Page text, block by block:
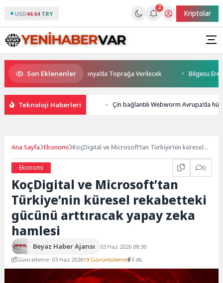
USD44.64 TRY
2
Kriptolar
Son Eklenenler
Kaybetti: Kuzey Makedonya’da Toprağa Verilecek Bilgesu Erenus
Teknoloji Haberleri Çin bağlantılı Webworm Avrupa’da
Ana Sayfa Ekonomi KoçDigital ve Microsoft’tan Türkiye’nin küresel
Ekonomi 0
KoçDigital ve Microsoft’tan
Türkiye’nin küresel rekabetteki
gücünü arttıracak yapay zeka
hamlesi
Beyaz Haber Ajansı
03 Haz 2026 08:30
Güncelleme: 03 Haz 202619 Görüntüleme 3 dk.